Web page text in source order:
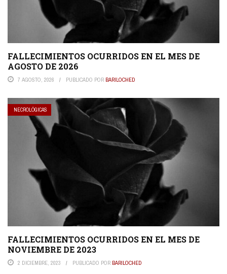
FALLECIMIENTOS OCURRIDOS EN EL MES DE
AGOSTO DE 2026
7 AGOSTO, 2026 PUBLICADO POR BARILOCHED
NECROLÓGICAS
FALLECIMIENTOS OCURRIDOS EN EL MES DE
NOVIEMBRE DE 2023
2 DICIEMBRE, 2023 PUBLICADO POR BARILOCHED